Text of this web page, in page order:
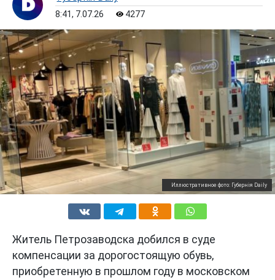
8:41, 7.07.26 4277
Иллюстративное фото: Губернiя Daily
Житель Петрозаводска добился в суде
компенсации за дорогостоящую обувь,
приобретенную в прошлом году в московском